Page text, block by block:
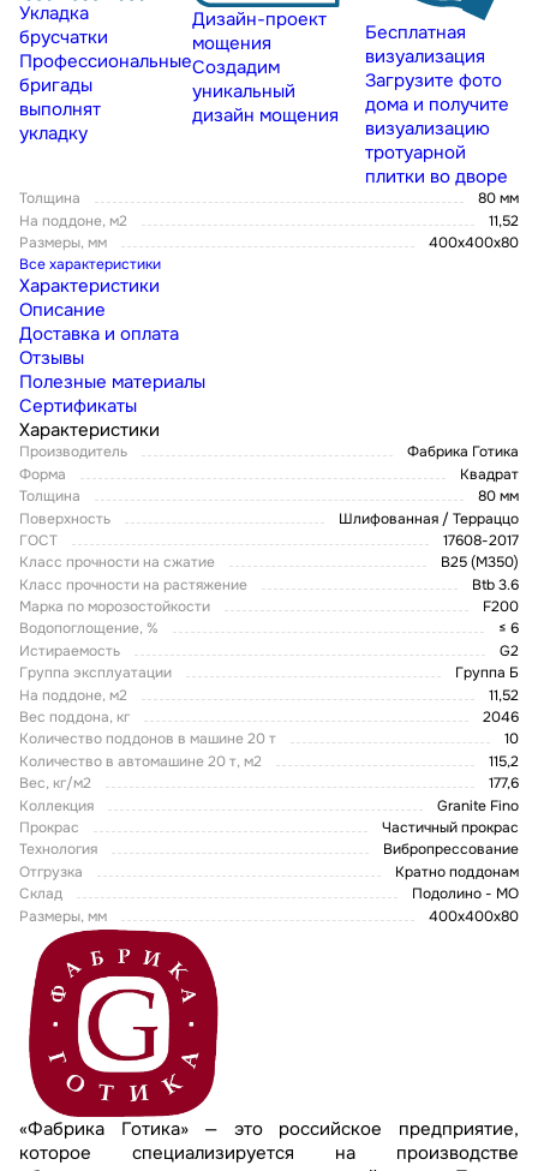
Укладка
брусчатки
Профессиональные
бригады
выполнят
укладку
Дизайн-проект
мощения
Создадим
уникальный
дизайн мощения
Бесплатная
визуализация
Загрузите фото
дома и получите
визуализацию
тротуарной
плитки во дворе
Толщина
80 мм
На поддоне, м2
11,52
Размеры, мм
400х400х80
Все характеристики
Характеристики
Описание
Доставка и оплата
Отзывы
Полезные материалы
Сертификаты
Характеристики
Производитель
Фабрика Готика
Форма
Квадрат
Толщина
80 мм
Поверхность
Шлифованная / Терраццо
ГОСТ
17608-2017
Класс прочности на сжатие
В25 (М350)
Класс прочности на растяжение
Btb 3.6
Марка по морозостойкости
F200
Водопоглощение, %
≤ 6
Истираемость
G2
Группа эксплуатации
Группа Б
На поддоне, м2
11,52
Вес поддона, кг
2046
Количество поддонов в машине 20 т
10
Количество в автомашине 20 т, м2
115,2
Вес, кг/м2
177,6
Коллекция
Granite Fino
Прокрас
Частичный прокрас
Технология
Вибропрессование
Отгрузка
Кратно поддонам
Склад
Подолино - МО
Размеры, мм
400х400х80
«Фабрика Готика» — это российское предприятие,
которое специализируется на производстве